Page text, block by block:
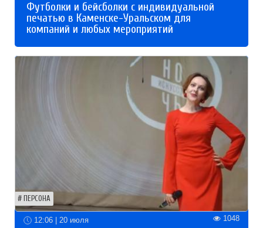
Футболки и бейсболки с индивидуальной
печатью в Каменске-Уральском для
компаний и любых мероприятий
ПЕРСОНА
12:06 | 20 июля 1048